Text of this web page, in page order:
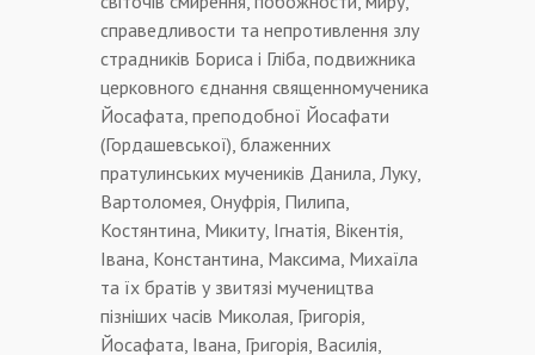
справедливости та непротивлення злу
страдників Бориса і Гліба, подвижника
церковного єднання священномученика
Йосафата, преподобної Йосафати
(Гордашевської), блаженних
пратулинських мучеників Данила, Луку,
Вартоломея, Онуфрія, Пилипа,
Костянтина, Микиту, Ігнатія, Вікентія,
Івана, Константина, Максима, Михаїла
та їх братів у звитязі мучеництва
пізніших часів Миколая, Григорія,
Йосафата, Івана, Григорія, Василія,